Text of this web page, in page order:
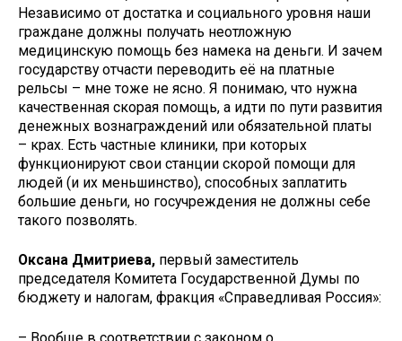
Независимо от достатка и социального уровня наши
граждане должны получать неотложную
медицинскую помощь без намека на деньги. И зачем
государству отчасти переводить её на платные
рельсы – мне тоже не ясно. Я понимаю, что нужна
качественная скорая помощь, а идти по пути развития
денежных вознаграждений или обязательной платы
– крах. Есть частные клиники, при которых
функционируют свои станции скорой помощи для
людей (и их меньшинство), способных заплатить
большие деньги, но госучреждения не должны себе
такого позволять.
Оксана Дмитриева, первый заместитель
председателя Комитета Государственной Думы по
бюджету и налогам, фракция «Справедливая Россия»: